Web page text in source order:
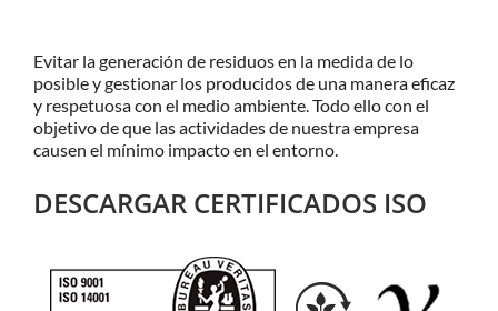
Evitar la generación de residuos en la medida de lo
posible y gestionar los producidos de una manera eficaz
y respetuosa con el medio ambiente. Todo ello con el
objetivo de que las actividades de nuestra empresa
causen el mínimo impacto en el entorno.
DESCARGAR CERTIFICADOS ISO